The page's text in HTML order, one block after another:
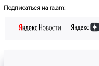
Подписаться на ra.am: